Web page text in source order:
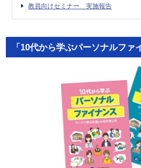
教員向けセミナー 実施報告
「10代から学ぶパーソナルファ